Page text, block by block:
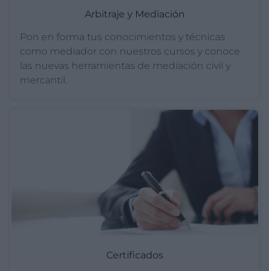
Arbitraje y Mediación
Pon en forma tus conocimientos y técnicas
como mediador con nuestros cursos y conoce
las nuevas herramientas de mediación civil y
mercantil.
Certificados